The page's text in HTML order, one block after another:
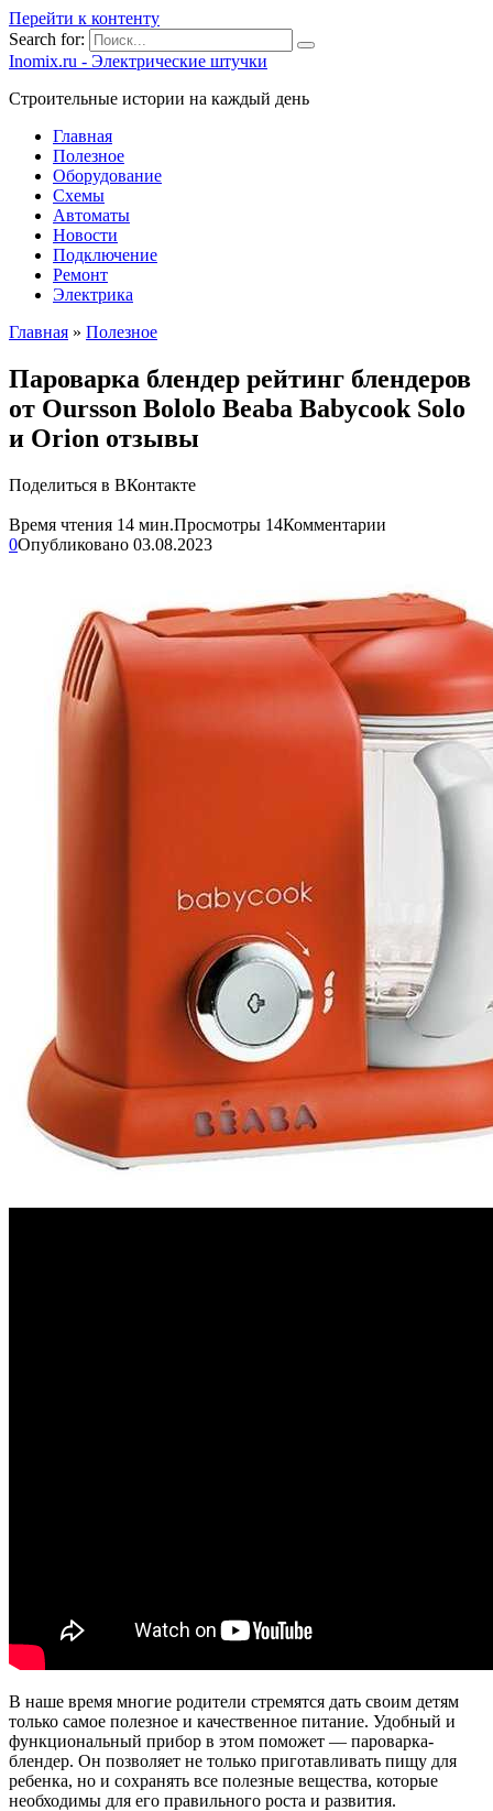
Перейти к контенту
Search for:
Inomix.ru - Электрические штучки
Cтроительные истории на каждый день
Главная
Полезное
Оборудование
Схемы
Автоматы
Новости
Подключение
Ремонт
Электрика
Главная » Полезное
Пароварка блендер рейтинг блендеров
от Oursson Bololo Beaba Babycook Solo
и Orion отзывы
Поделиться в ВКонтакте
Время чтения 14 мин.Просмотры 14Комментарии
0Опубликовано 03.08.2023
В наше время многие родители стремятся дать своим детям
только самое полезное и качественное питание. Удобный и
функциональный прибор в этом поможет — пароварка-
блендер. Он позволяет не только приготавливать пищу для
ребенка, но и сохранять все полезные вещества, которые
необходимы для его правильного роста и развития.